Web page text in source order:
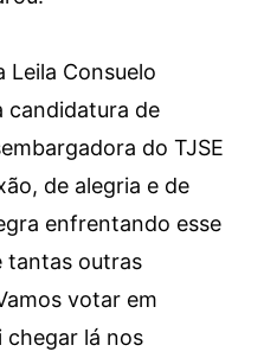
Leila Consuelo
candidatura de
do TJSE
de alegria e de
enfrentando esse
tantas outras
votar em
chegar lá nos